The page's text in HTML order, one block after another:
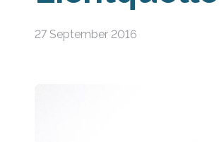
27 September 2016